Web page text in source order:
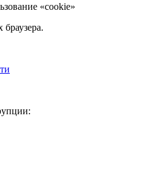
«cookie»